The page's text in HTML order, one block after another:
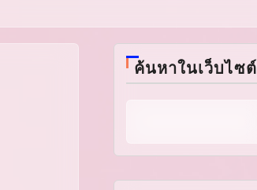
ค้นหาในเว็บไซต์